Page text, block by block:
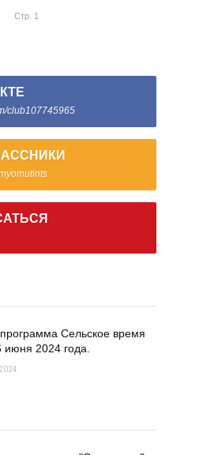
Стр. 1
club107745965
Сельское время
июня 2024 года.